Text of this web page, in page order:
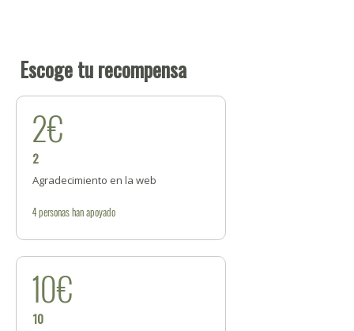
Escoge tu recompensa
2€
2
Agradecimiento en la web
4personashan apoyado
10€
10